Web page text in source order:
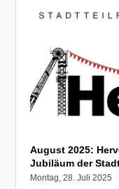
August 2025:
Jubiläum der
Montag, 28. Juli 2025